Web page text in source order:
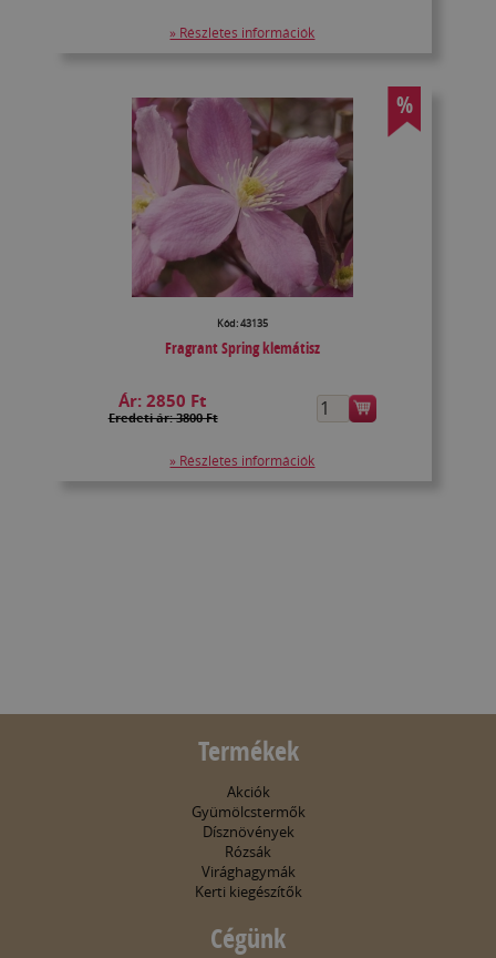
» Részletes információk
%
Kód: 43135
Fragrant Spring klemátisz
Ár:2850 Ft
Eredeti ár: 3800 Ft
» Részletes információk
Termékek
Akciók
Gyümölcstermők
Dísznövények
Rózsák
Virághagymák
Kerti kiegészítők
Cégünk